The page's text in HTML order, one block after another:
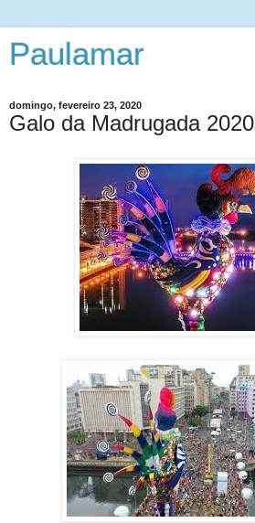
Paulamar
domingo, fevereiro 23, 2020
Galo da Madrugada 2020